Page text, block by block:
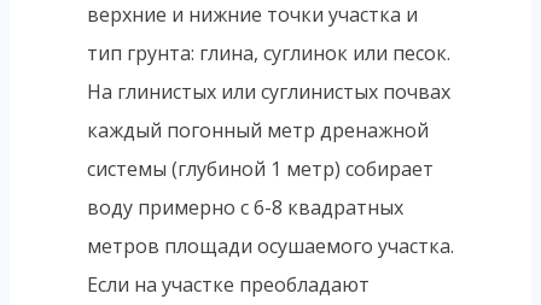
верхние и нижние точки участка и
тип грунта: глина, суглинок или песок.
На глинистых или суглинистых почвах
каждый погонный метр дренажной
системы (глубиной 1 метр) собирает
воду примерно с 6-8 квадратных
метров площади осушаемого участка.
Если на участке преобладают